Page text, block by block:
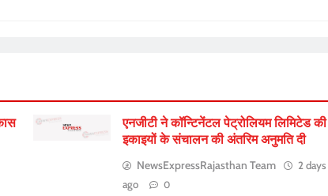
एनजीटी ने कॉन्टिनेंटल पेट्रोलियम लिमिटेड की
इकाइयों के संचालन की अंतरिम अनुमति दी
NewsExpressRajasthan Team
2 days
ago
0